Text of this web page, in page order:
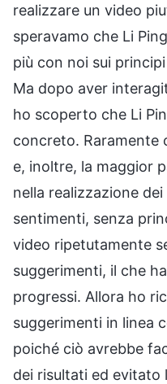
realizzare un video
speravamo che Li
più con noi sui
Ma dopo aver
ho scoperto che Li
concreto. Raramente
e, inoltre, la maggior
nella realizzazione
sentimenti, senza
video ripetutamente
suggerimenti, il che
progressi. Allora ho
suggerimenti in linea
poiché ciò avrebbe
dei risultati ed evitato